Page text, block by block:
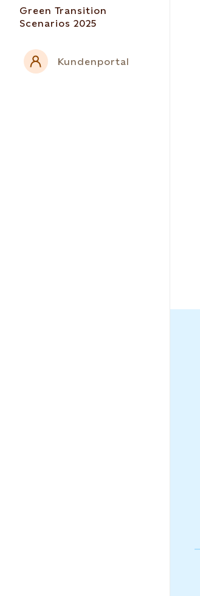
Green Transition
Scenarios 2025
Kundenportal